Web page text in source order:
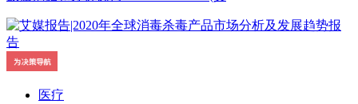
医疗